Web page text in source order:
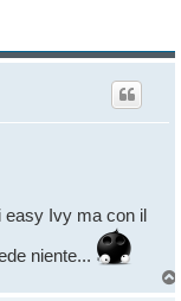
easy Ivy ma con il
niente...